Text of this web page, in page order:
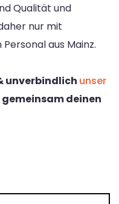
Qualität und
nur mit
aus Mainz.
unverbindlich unser
deinen